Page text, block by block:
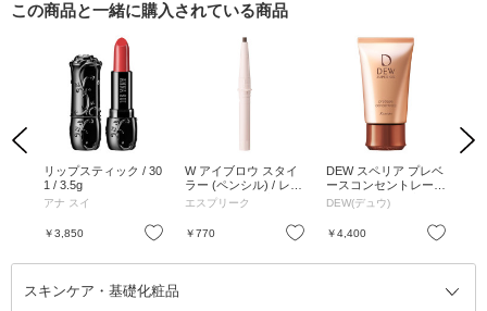
この商品と一緒に購入されている商品
Previous
お気に入り
リップスティック / 30
1 / 3.5g
アナ スイ
￥3,850 お気に入り
W アイブロウ スタイ
ラー (ペンシル) / レフ
ィル / BR300 ブラウ
エスプリーク
￥770 お気に入り
DEW スペリア プレベ
ースコンセントレート
/ SPF14 / PA+ / 本体 /
DEW(デュウ)
￥4,400
Next
スキンケア・基礎化粧品